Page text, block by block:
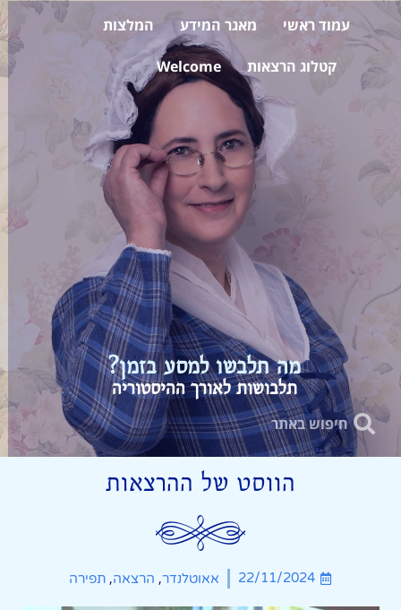
עמוד ראשי מאגר המידע המלצות
קטלוג הרצאות Welcome
מה תלבשו למסע בזמן?
תלבושות לאורך ההיסטוריה
הווסט של ההרצאות
22/11/2024 אאוטלנדר, הרצאה, תפירה